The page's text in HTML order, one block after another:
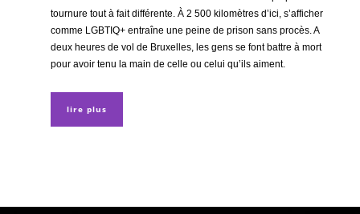
tournure tout à fait différente. À 2 500 kilomètres d’ici, s’afficher
comme LGBTIQ+ entraîne une peine de prison sans procès. A
deux heures de vol de Bruxelles, les gens se font battre à mort
pour avoir tenu la main de celle ou celui qu’ils aiment.
lire plus